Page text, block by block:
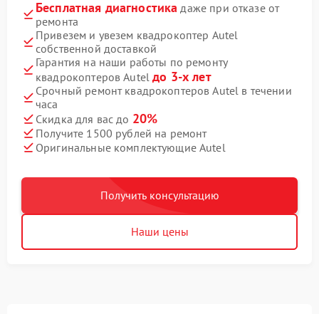
Бесплатная диагностика даже при отказе от
ремонта
Привезем и увезем квадрокоптер Autel
собственной доставкой
Гарантия на наши работы по ремонту
квадрокоптеров Autelдо 3-х лет
Срочный ремонт квадрокоптеров Autel в течении
часа
Скидка для вас до 20%
Получите 1500 рублей на ремонт
Оригинальные комплектующие Autel
Получить консультацию
Наши цены